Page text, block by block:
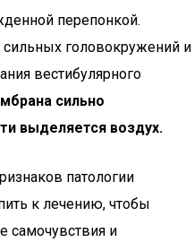
перепонкой.
головокружений и
вестибулярного
сильно
выделяется воздух.
патологии
к лечению, чтобы
самочувствия и